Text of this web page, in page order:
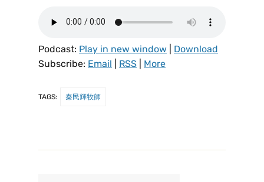
Podcast: Play in new window
Download
Subscribe: Email RSS More
TAGS: 秦民輝牧師